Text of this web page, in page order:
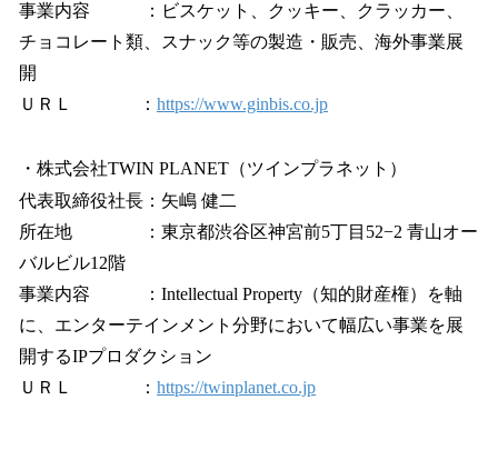
事業内容 ：ビスケット、クッキー、クラッカー、
チョコレート類、スナック等の製造・販売、海外事業展
開
ＵＲＬ ： https://www.ginbis.co.jp
・株式会社TWIN PLANET（ツインプラネット）
代表取締役社⻑：矢嶋 健二
所在地 ：東京都渋谷区神宮前5丁目52−2 青山オー
バルビル12階
事業内容 ：Intellectual Property（知的財産権）を軸
に、エンターテインメント分野において幅広い事業を展
開するIPプロダクション
ＵＲＬ ： https://twinplanet.co.jp